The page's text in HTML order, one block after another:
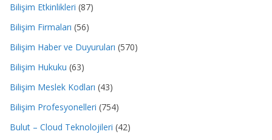
Bilişim Etkinlikleri (87)
Bilişim Firmaları (56)
Bilişim Haber ve Duyuruları (570)
Bilişim Hukuku (63)
Bilişim Meslek Kodları (43)
Bilişim Profesyonelleri (754)
Bulut – Cloud Teknolojileri (42)